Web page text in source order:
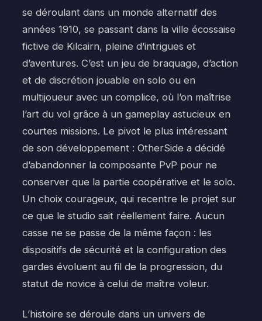
se déroulant dans un monde alternatif des
années 1910, se passant dans la ville écossaise
fictive de Kilcairn, pleine d’intrigues et
d’aventures. C’est un jeu de braquage, d’action
et de discrétion jouable en solo ou en
multijoueur avec un complice, où l’on maîtrise
l’art du vol grâce à un gameplay astucieux en
courtes missions. Le pivot le plus intéressant
de son développement : OtherSide a décidé
d’abandonner la composante PvP pour ne
conserver que la partie coopérative et le solo.
Un choix courageux, qui recentre le projet sur
ce que le studio sait réellement faire. Aucun
casse ne se passe de la même façon : les
dispositifs de sécurité et la configuration des
gardes évoluent au fil de la progression, du
statut de novice à celui de maître voleur.
L’histoire se déroule dans un univers de